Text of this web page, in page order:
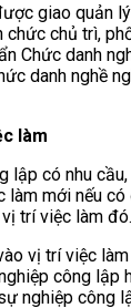
giao quản
chủ trì,
Chức danh
danh nghề
làm
lập có nhu
mới nếu
trí việc làm đó.
vị trí việc
công lập
nghiệp công